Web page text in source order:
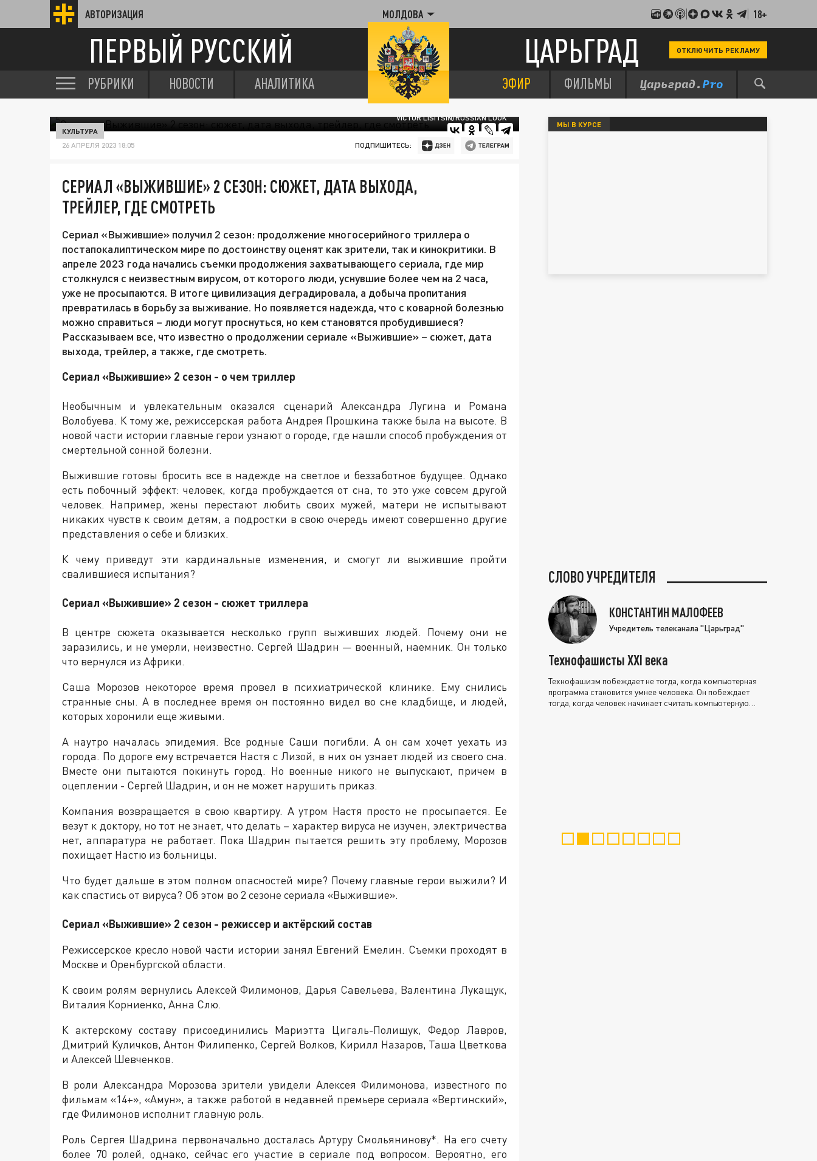
АВТОРИЗАЦИЯ МОЛДОВА 18+
ПЕРВЫЙ РУССКИЙ ЦАРЬГРАД ОТКЛЮЧИТЬ РЕКЛАМУ
РУБРИКИ НОВОСТИ АНАЛИТИКА ЭФИР ФИЛЬМЫ
VICTOR LISITSIN/RUSSIAN LOOK
КУЛЬТУРА
26 АПРЕЛЯ 2023 18:05 ПОДПИШИТЕСЬ:
СЕРИАЛ «ВЫЖИВШИЕ» 2 СЕЗОН: СЮЖЕТ, ДАТА ВЫХОДА,
ТРЕЙЛЕР, ГДЕ СМОТРЕТЬ
Сериал «Выжившие» получил 2 сезон: продолжение многосерийного триллера о
постапокалиптическом мире по достоинству оценят как зрители, так и кинокритики. В
апреле 2023 года начались съемки продолжения захватывающего сериала, где мир
столкнулся с неизвестным вирусом, от которого люди, уснувшие более чем на 2 часа,
уже не просыпаются. В итоге цивилизация деградировала, а добыча пропитания
превратилась в борьбу за выживание. Но появляется надежда, что с коварной болезнью
можно справиться – люди могут проснуться, но кем становятся пробудившиеся?
Рассказываем все, что известно о продолжении сериале «Выжившие» – сюжет, дата
выхода, трейлер, а также, где смотреть.
Сериал «Выжившие» 2 сезон - о чем триллер
Необычным и увлекательным оказался сценарий Александра Лугина и Романа
Волобуева. К тому же, режиссерская работа Андрея Прошкина также была на высоте. В
новой части истории главные герои узнают о городе, где нашли способ пробуждения от
смертельной сонной болезни.
Выжившие готовы бросить все в надежде на светлое и беззаботное будущее. Однако
есть побочный эффект: человек, когда пробуждается от сна, то это уже совсем другой
человек. Например, жены перестают любить своих мужей, матери не испытывают
никаких чувств к своим детям, а подростки в свою очередь имеют совершенно другие
представления о себе и близких.
К чему приведут эти кардинальные изменения, и смогут ли выжившие пройти
свалившиеся испытания?
Сериал «Выжившие» 2 сезон - сюжет триллера
В центре сюжета оказывается несколько групп выживших людей. Почему они не
заразились, и не умерли, неизвестно. Сергей Шадрин — военный, наемник. Он только
что вернулся из Африки.
Саша Морозов некоторое время провел в психиатрической клинике. Ему снились
странные сны. А в последнее время он постоянно видел во сне кладбище, и людей,
которых хоронили еще живыми.
А наутро началась эпидемия. Все родные Саши погибли. А он сам хочет уехать из
города. По дороге ему встречается Настя с Лизой, в них он узнает людей из своего сна.
Вместе они пытаются покинуть город. Но военные никого не выпускают, причем в
оцеплении - Сергей Шадрин, и он не может нарушить приказ.
Компания возвращается в свою квартиру. А утром Настя просто не просыпается. Ее
везут к доктору, но тот не знает, что делать – характер вируса не изучен, электричества
нет, аппаратура не работает. Пока Шадрин пытается решить эту проблему, Морозов
похищает Настю из больницы.
Что будет дальше в этом полном опасностей мире? Почему главные герои выжили? И
как спастись от вируса? Об этом во 2 сезоне сериала «Выжившие».
Сериал «Выжившие» 2 сезон - режиссер и актёрский состав
Режиссерское кресло новой части истории занял Евгений Емелин. Съемки проходят в
Москве и Оренбургской области.
К своим ролям вернулись Алексей Филимонов, Дарья Савельева, Валентина Лукащук,
Виталия Корниенко, Анна Слю.
К актерскому составу присоединились Мариэтта Цигаль-Полищук, Федор Лавров,
Дмитрий Куличков, Антон Филипенко, Сергей Волков, Кирилл Назаров, Таша Цветкова
и Алексей Шевченков.
В роли Александра Морозова зрители увидели Алексея Филимонова, известного по
фильмам «14+», «Амун», а также работой в недавней премьере сериала «Вертинский»,
где Филимонов исполнит главную роль.
Роль Сергея Шадрина первоначально досталась Артуру Смольянинову*. На его счету
более 70 ролей, однако, сейчас его участие в сериале под вопросом. Вероятно, его
МЫ В КУРСЕ
СЛОВО УЧРЕДИТЕЛЯ
КОНСТАНТИН МАЛОФЕЕВ
Учредитель телеканала "Царьград"
Технофашисты XXI века
Технофашизм побеждает не тогда, когда компьютерная
программа становится умнее человека. Он побеждает
тогда, когда человек начинает считать компьютерную